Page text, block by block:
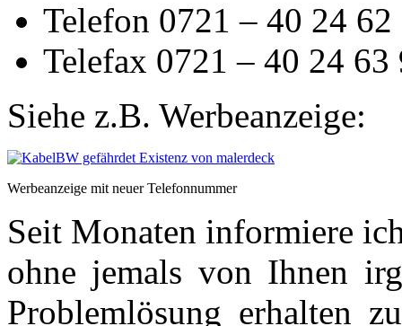
Telefon 0721 – 40 24 62
Telefax 0721 – 40 24 63
Siehe z.B. Werbeanzeige:
Werbeanzeige mit neuer Telefonnummer
Seit Monaten informiere
ohne jemals von Ihnen
Problemlösung erhalten